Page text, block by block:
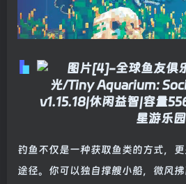
钓鱼不仅是一种获取鱼类的方式，
途径。你可以独自撑艘小船，微风